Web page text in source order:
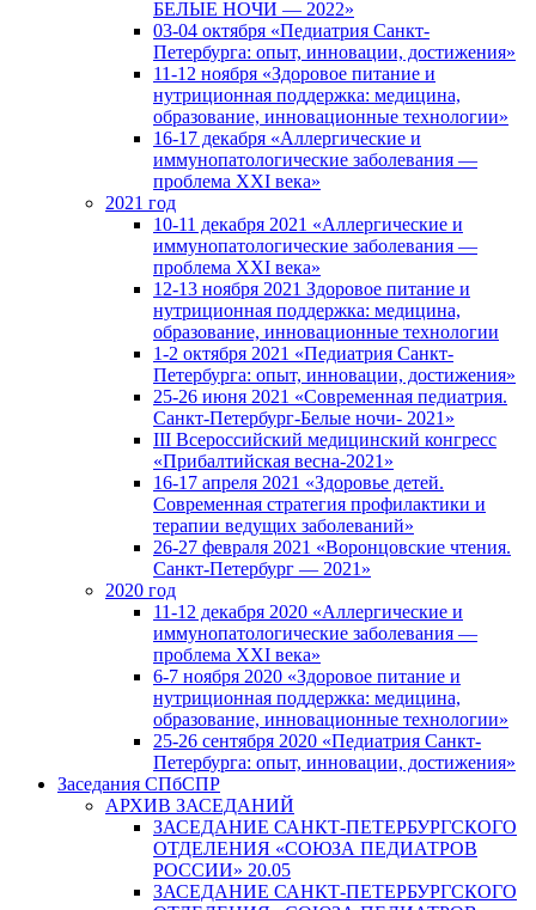
БЕЛЫЕ НОЧИ — 2022»
03-04 октября «Педиатрия Санкт-
Петербурга: опыт, инновации, достижения»
11-12 ноября «Здоровое питание и
нутриционная поддержка: медицина,
образование, инновационные технологии»
16-17 декабря «Аллергические и
иммунопатологические заболевания —
проблема XXI века»
2021 год
10-11 декабря 2021 «Аллергические и
иммунопатологические заболевания —
проблема XXI века»
12-13 ноября 2021 Здоровое питание и
нутриционная поддержка: медицина,
образование, инновационные технологии
1-2 октября 2021 «Педиатрия Санкт-
Петербурга: опыт, инновации, достижения»
25-26 июня 2021 «Современная педиатрия.
Санкт-Петербург-Белые ночи- 2021»
III Всероссийский медицинский конгресс
«Прибалтийская весна-2021»
16-17 апреля 2021 «Здоровье детей.
Современная стратегия профилактики и
терапии ведущих заболеваний»
26-27 февраля 2021 «Воронцовские чтения.
Санкт-Петербург — 2021»
2020 год
11-12 декабря 2020 «Аллергические и
иммунопатологические заболевания —
проблема XXI века»
6-7 ноября 2020 «Здоровое питание и
нутриционная поддержка: медицина,
образование, инновационные технологии»
25-26 сентября 2020 «Педиатрия Санкт-
Петербурга: опыт, инновации, достижения»
Заседания СПбСПР
АРХИВ ЗАСЕДАНИЙ
ЗАСЕДАНИЕ САНКТ-ПЕТЕРБУРГСКОГО
ОТДЕЛЕНИЯ «СОЮЗА ПЕДИАТРОВ
РОССИИ» 20.05
ЗАСЕДАНИЕ САНКТ-ПЕТЕРБУРГСКОГО